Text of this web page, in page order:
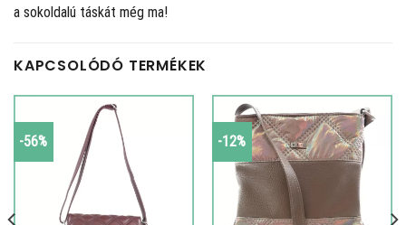
a sokoldalú táskát még ma!
KAPCSOLÓDÓ TERMÉKEK
-56% -12%